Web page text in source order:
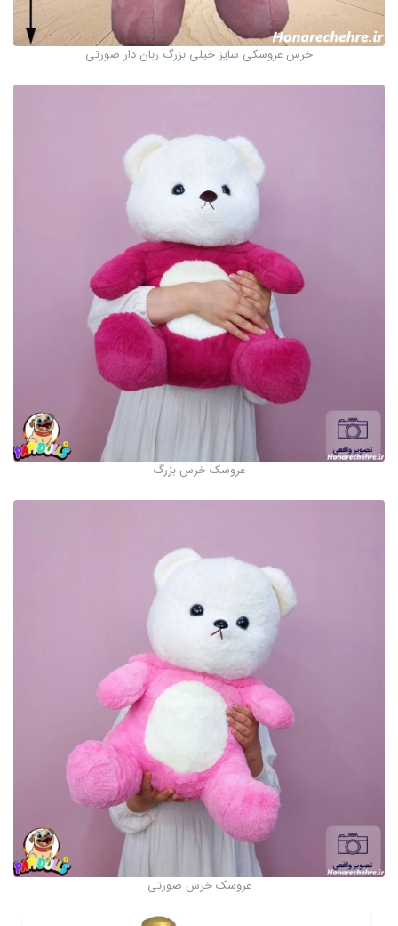
خرس عروسکی سایز خیلی بزرگ ربان دار صورتی
عروسک خرس بزرگ
عروسک خرس صورتی